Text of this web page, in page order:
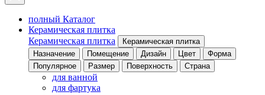
полный Каталог
Керамическая плитка
Керамическая плитка
Керамическая плитка
Назначение
Помещение Дизайн Цвет
Форма
Популярное
Размер Поверхность Страна
для ванной
для фартука